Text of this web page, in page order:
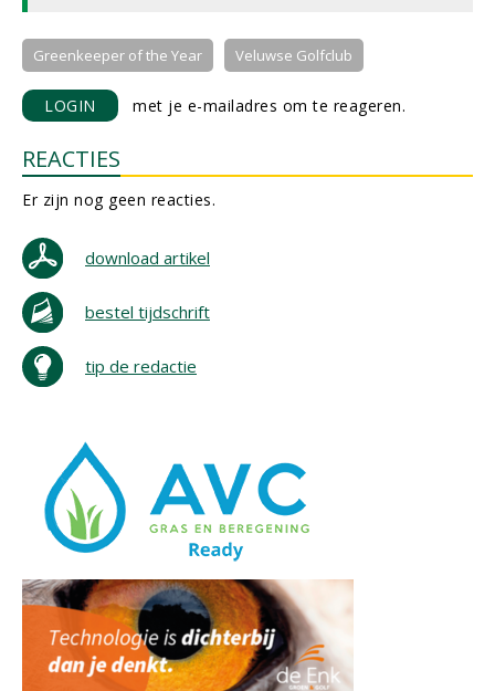
Greenkeeper of the Year Veluwse Golfclub
LOGIN met je e-mailadres om te reageren.
REACTIES
Er zijn nog geen reacties.
download artikel
bestel tijdschrift
tip de redactie